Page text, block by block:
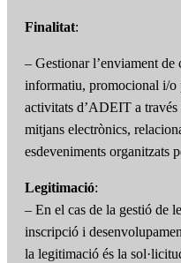
Finalitat:
– Gestionar l’enviament
informatiu, promocional i/o
activitats d’ADEIT a
mitjans electrònics,
esdeveniments organitzats
Legitimació:
– En el cas de la gestió de
inscripció i
la legitimació és la